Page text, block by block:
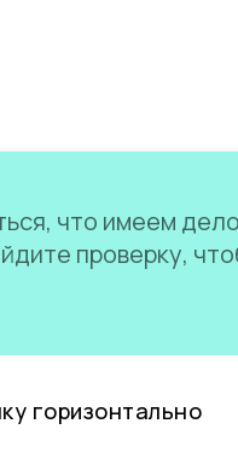
что имеем
проверку,
горизонтально